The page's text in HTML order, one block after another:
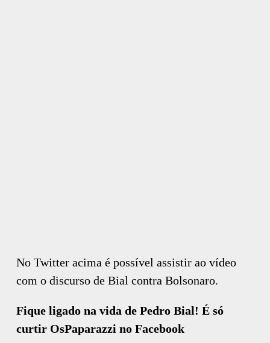
No Twitter acima é possível assistir ao vídeo
com o discurso de Bial contra Bolsonaro.
Fique ligado na vida de Pedro Bial! É só
curtir OsPaparazzi no Facebook